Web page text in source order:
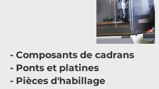
- Composants de cadrans
- Ponts et platines
- Pièces d'habillage